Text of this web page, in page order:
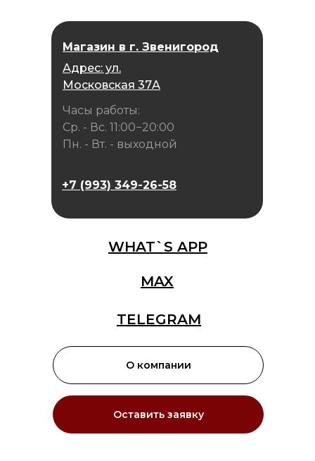
Оставить заявку
О компании
MAX
TELEGRAM
WHAT`S APP
Часы работы:
Ср. - Вс. 11:00−20:00
Пн. - Вт. - выходной
Магазин в г. Звенигород
Адрес: ул.
Московская 37А
+7 (993) 349-26-58